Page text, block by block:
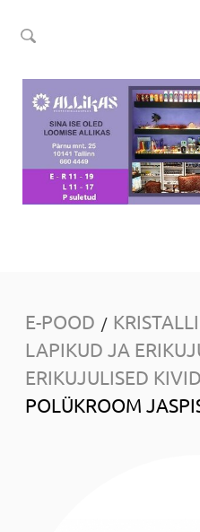
E-POOD /
LAPIKUD JA
ERIKUJULISED KIVID
POLÜKROOM